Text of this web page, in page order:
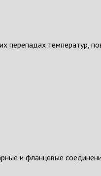
перепадах температур,
и фланцевые